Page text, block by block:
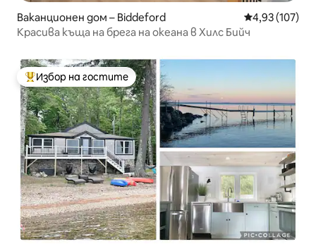
Ваканционен дом – Biddeford Средна
4,93 (107)
Красива къща на брега на океана в Хилс Бийч
Най-популярен избор на гостите
Избор на гостите